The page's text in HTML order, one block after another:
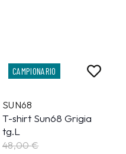
CAMPIONARIO
SUN68
T-shirt Sun68 Grigia
tg.L
48,00 €